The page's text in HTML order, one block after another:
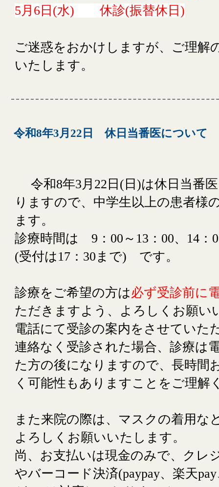
5月6日(水) 休診(振替休日)
ご迷惑をおかけしますが、ご理解
いたします。
令和8年3月22日 休日当番医について
令和8年3月22日(日)は休日当番
りますので、中学生以上の患者様
ます。
診療時間は 9：00～13：00、14
(受付は17：30まで) です。
診療をご希望の方は必ず受診前に
ただきますよう、よろしくお願い
電話にて受診の案内をさせていた
連絡なく受診された場合、診療は
た方の後になりますので、長時間
く可能性もありますことをご理解
また来院の際は、マスクの着用な
よろしくお願いいたします。
尚、お支払いは現金のみで、クレ
やバーコード決済(paypay、楽天pay